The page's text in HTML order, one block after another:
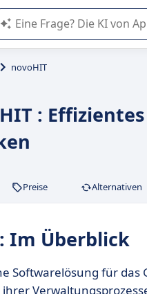
Die KI von Appvizer führt
novoHIT
:
Preise Alternativen
Im Überblick
Softwarelösung für